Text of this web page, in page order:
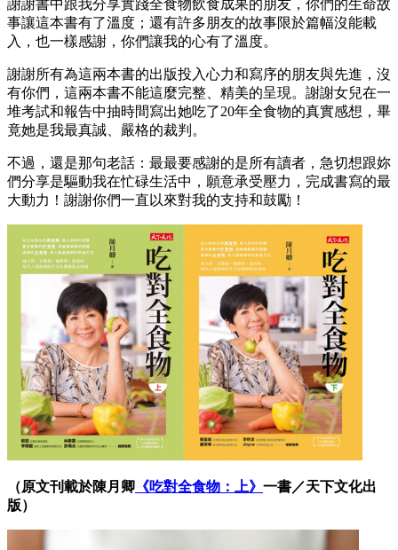
謝謝書中跟我分享實踐全食物飲食成果的朋友，你們的生命故
事讓這本書有了溫度；還有許多朋友的故事限於篇幅沒能載
入，也一樣感謝，你們讓我的心有了溫度。
謝謝所有為這兩本書的出版投入心力和寫序的朋友與先進，沒
有你們，這兩本書不能這麼完整、精美的呈現。謝謝女兒在一
堆考試和報告中抽時間寫出她吃了20年全食物的真實感想，畢
竟她是我最真誠、嚴格的裁判。
不過，還是那句老話：最最要感謝的是所有讀者，急切想跟妳
們分享是驅動我在忙碌生活中，願意承受壓力，完成書寫的最
大動力！謝謝你們一直以來對我的支持和鼓勵！
（原文刊載於陳月卿 《吃對全食物：上》 一書／天下文化出
版）